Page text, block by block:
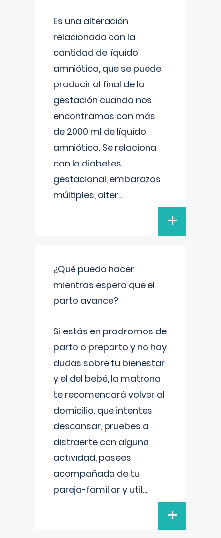
Es una alteración
relacionada con la
cantidad de líquido
amniótico, que se puede
producir al final de la
gestación cuando nos
encontramos con más
de 2000 ml de líquido
amniótico. Se relaciona
con la diabetes
gestacional, embarazos
múltiples, alter...
+
¿Qué puedo hacer
mientras espero que el
parto avance?
Si estás en prodromos de
parto o preparto y no hay
dudas sobre tu bienestar
y el del bebé, la matrona
te recomendará volver al
domicilio, que intentes
descansar, pruebes a
distraerte con alguna
actividad, pasees
acompañada de tu
pareja-familiar y util...
+